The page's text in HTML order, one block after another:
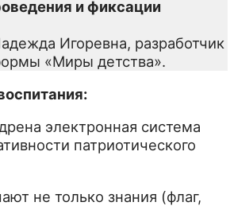
и фиксации
Игоревна, разработчик
«Миры детства».
электронная система
патриотического
не только знания (флаг,